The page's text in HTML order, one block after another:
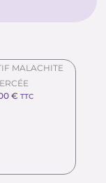
MALACHITE
€ TTC